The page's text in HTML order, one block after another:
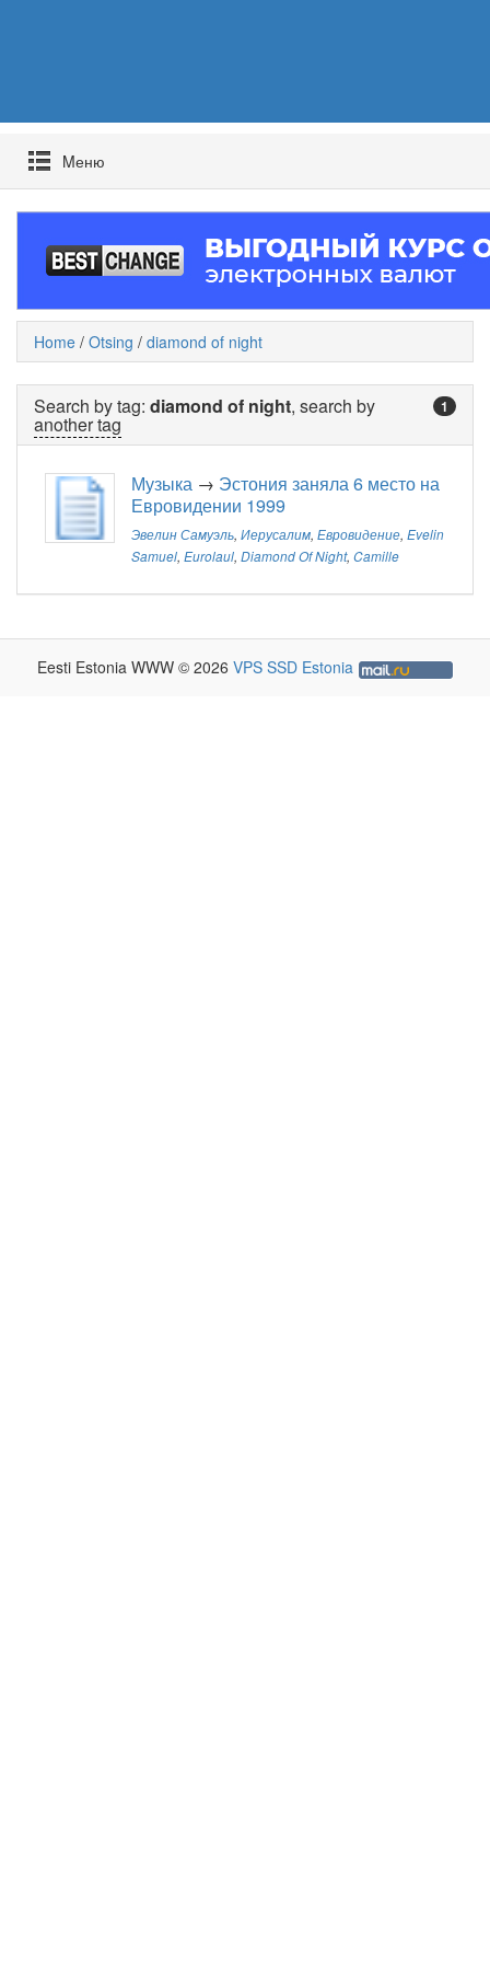
Mеню
Home / Otsing / diamond of night
1
Search by tag: diamond of night, search by
another tag
Музыка → Эстония заняла 6 место на
Евровидении 1999
Эвелин Самуэль, Иерусалим, Евровидение, Evelin
Samuel, Eurolaul, Diamond Of Night, Camille
Eesti Estonia WWW © 2026 VPS SSD Estonia